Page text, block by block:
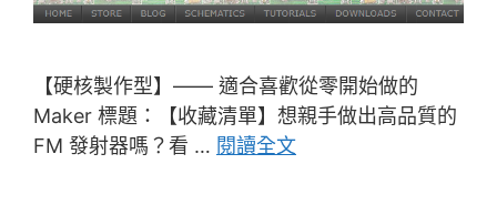
【硬核製作型】—— 適合喜歡從零開始做的
Maker 標題：【收藏清單】想親手做出高品質的
FM 發射器嗎？看 … 閱讀全文